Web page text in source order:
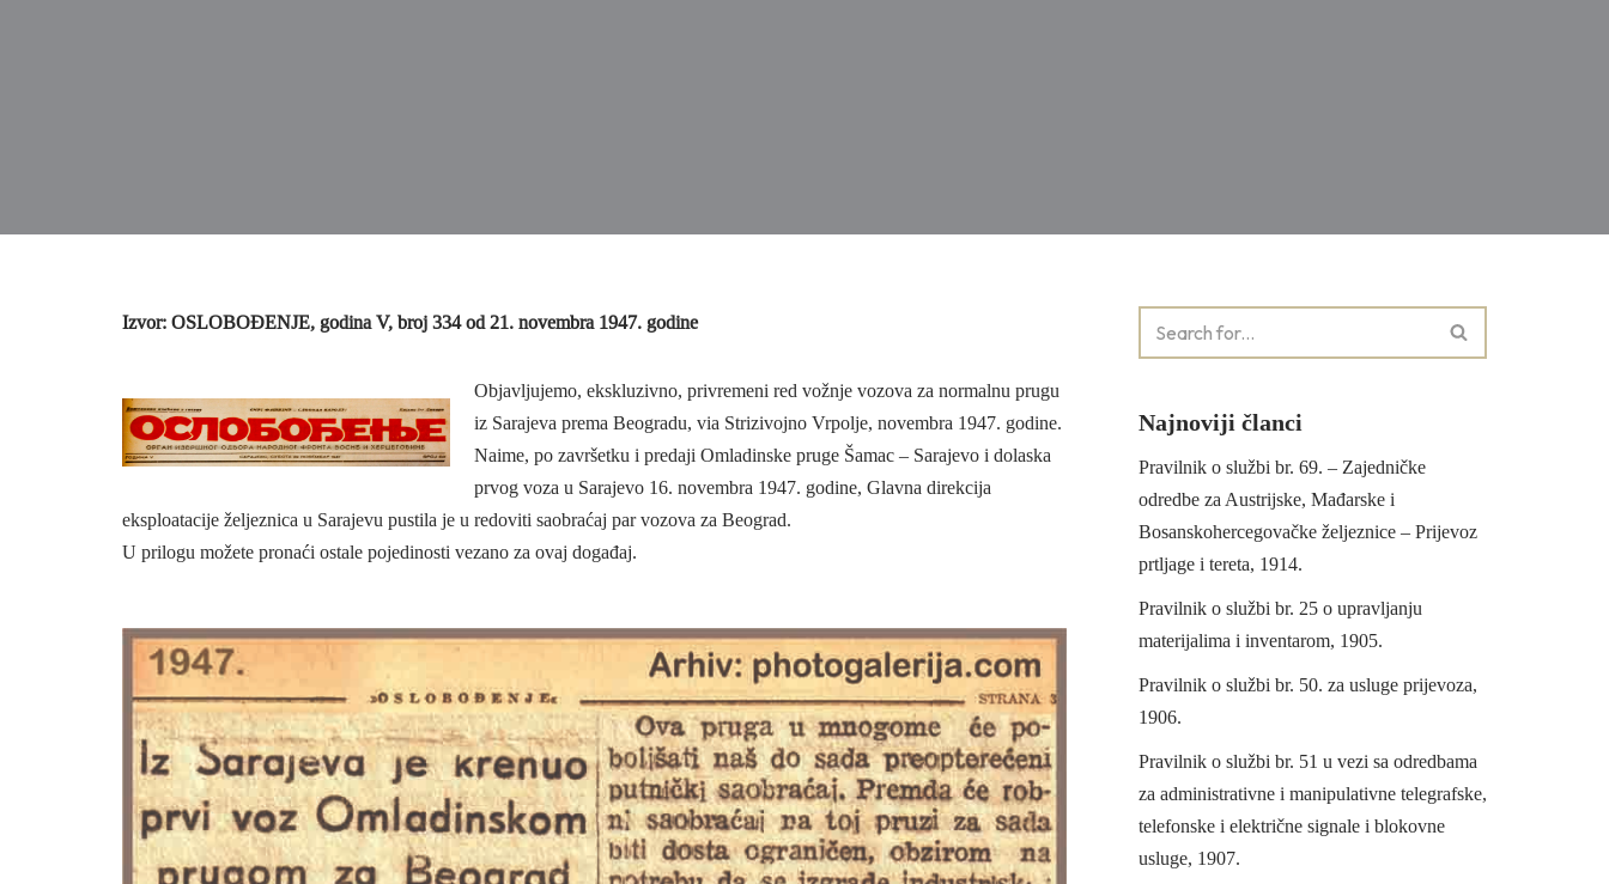
Izvor: OSLOBOĐENJE, godina V, broj 334 od 21. novembra 1947. godine
Objavljujemo, ekskluzivno, privremeni red vožnje vozova za normalnu prugu
iz Sarajeva prema Beogradu, via Strizivojno Vrpolje, novembra 1947. godine.
Naime, po završetku i predaji Omladinske pruge Šamac – Sarajevo i dolaska
prvog voza u Sarajevo 16. novembra 1947. godine, Glavna direkcija
eksploatacije željeznica u Sarajevu pustila je u redoviti saobraćaj par vozova za Beograd.
U prilogu možete pronaći ostale pojedinosti vezano za ovaj događaj.
Najnoviji članci
Pravilnik o službi br. 69. – Zajedničke
odredbe za Austrijske, Mađarske i
Bosanskohercegovačke željeznice – Prijevoz
prtljage i tereta, 1914.
Pravilnik o službi br. 25 o upravljanju
materijalima i inventarom, 1905.
Pravilnik o službi br. 50. za usluge prijevoza,
1906.
Pravilnik o službi br. 51 u vezi sa odredbama
za administrativne i manipulativne telegrafske,
telefonske i električne signale i blokovne
usluge, 1907.